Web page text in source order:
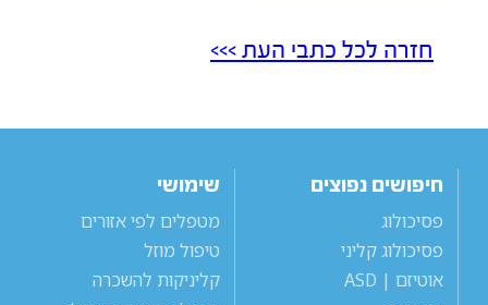
חזרה לכל כתבי העת >>>
חיפושים נפוצים
פסיכולוג
פסיכולוג קליני
אוטיזם | ASD
שימושי
מטפלים לפי אזורים
טיפול מוזל
קליניקות להשכרה